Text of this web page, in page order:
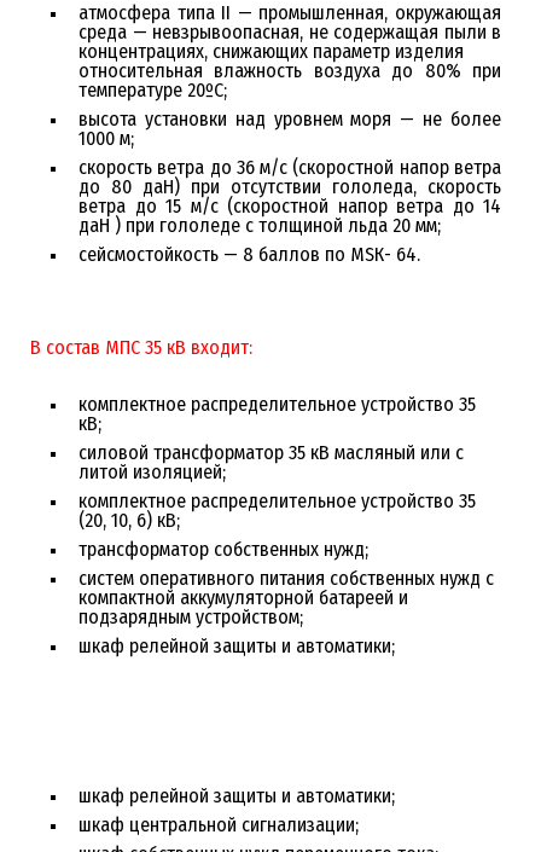
атмосфера типа II — промышленная, окружающая
среда — невзрывоопасная, не содержащая пыли в
концентрациях, снижающих параметр изделия
относительная влажность воздуха до 80% при
температуре 20ºС;
высота установки над уровнем моря — не более
1000 м;
скорость ветра до 36 м/с (скоростной напор ветра
до 80 даН) при отсутствии гололеда, скорость
ветра до 15 м/с (скоростной напор ветра до 14
даН ) при гололеде с толщиной льда 20 мм;
сейсмостойкость — 8 баллов по МSК- 64.
В состав МПС 35 кВ входит:
комплектное распределительное устройство 35
кВ;
силовой трансформатор 35 кВ масляный или с
литой изоляцией;
комплектное распределительное устройство 35
(20, 10, 6) кВ;
трансформатор собственных нужд;
систем оперативного питания собственных нужд с
компактной аккумуляторной батареей и
подзарядным устройством;
шкаф релейной защиты и автоматики;
шкаф релейной защиты и автоматики;
шкаф центральной сигнализации;